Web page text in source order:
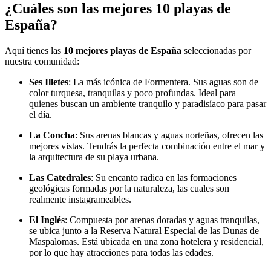
¿Cuáles son las mejores 10 playas de
España?
Aquí tienes las 10 mejores playas de España seleccionadas por
nuestra comunidad:
Ses Illetes: La más icónica de Formentera. Sus aguas son de
color turquesa, tranquilas y poco profundas. Ideal para
quienes buscan un ambiente tranquilo y paradisíaco para pasar
el día.
La Concha: Sus arenas blancas y aguas norteñas, ofrecen las
mejores vistas. Tendrás la perfecta combinación entre el mar y
la arquitectura de su playa urbana.
Las Catedrales: Su encanto radica en las formaciones
geológicas formadas por la naturaleza, las cuales son
realmente instagrameables.
El Inglés: Compuesta por arenas doradas y aguas tranquilas,
se ubica junto a la Reserva Natural Especial de las Dunas de
Maspalomas. Está ubicada en una zona hotelera y residencial,
por lo que hay atracciones para todas las edades.